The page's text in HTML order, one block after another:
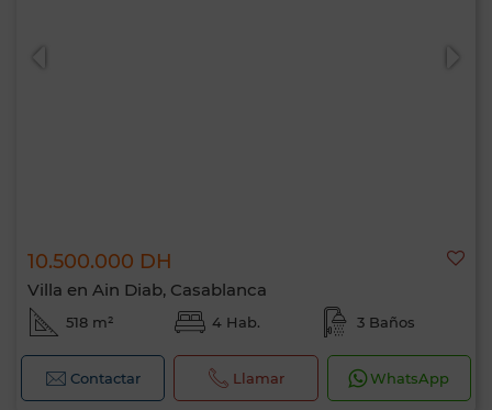
10.500.000 DH
Villa en Ain Diab, Casablanca
518 m² 4 Hab. 3 Baños
Contactar Llamar WhatsApp